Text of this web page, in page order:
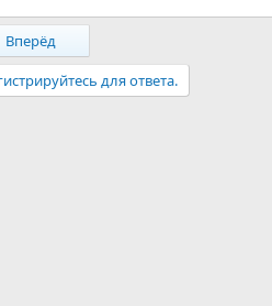
Вперёд
для ответа.